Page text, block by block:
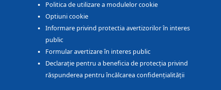
Politica de utilizare a modulelor cookie
Optiuni cookie
Informare privind protectia avertizorilor în interes
public
Formular avertizare în interes public
Declarație pentru a beneficia de protecția privind
răspunderea pentru încălcarea confidențialității